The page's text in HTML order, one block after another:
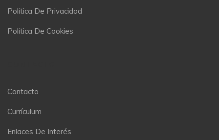
Política De Privacidad
Política De Cookies
Contacto
Currículum
Enlaces De Interés